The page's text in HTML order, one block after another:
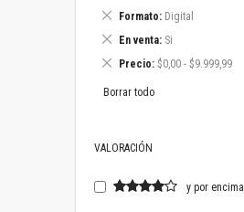
artículo
Formato Digital
Eliminar
artículo
En venta Si
Eliminar
artículo
Precio $0,00 - $9.999,99
Eliminar
artículo
Borrar todo
VALORACIÓN
y por encima